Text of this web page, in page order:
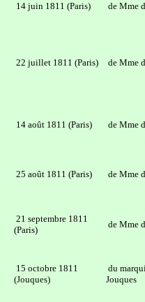
14 juin 1811 (Paris) de Mme
22 juillet 1811 (Paris) de Mme
14 août 1811 (Paris) de Mme
25 août 1811 (Paris) de Mme
21 septembre 1811
(Paris)
de Mme
15 octobre 1811
(Jouques)
du
Jouques